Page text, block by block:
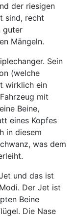
der riesigen
sind, recht
guter
Mängeln.
Sein
(welche
wirklich ein
mit
Beine,
eines Kopfes
in diesem
was dem
und das ist
Der Jet ist
Beine
Die Nase